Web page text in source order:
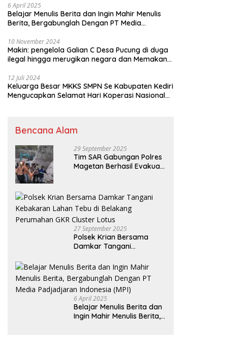
6 April 2025
Belajar Menulis Berita dan Ingin Mahir Menulis
Berita, Bergabunglah Dengan PT Media
10 November 2024
Makin: pengelola Galian C Desa Pucung di duga
ilegal hingga merugikan negara dan Memakan
12 Juli 2024
Keluarga Besar MKKS SMPN Se Kabupaten Kediri
Mengucapkan Selamat Hari Koperasi Nasional
Bencana Alam
29 September 2025
Tim SAR Gabungan Polres
Magetan Berhasil Evakuasi
27 September 2025
Polsek Krian Bersama
Damkar Tangani
Belakang Perumahan GKR
Cluster Lotus
6 April 2025
Belajar Menulis Berita dan
Ingin Mahir Menulis Berita,